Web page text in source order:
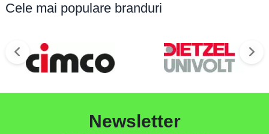
Cele mai populare branduri
Newsletter